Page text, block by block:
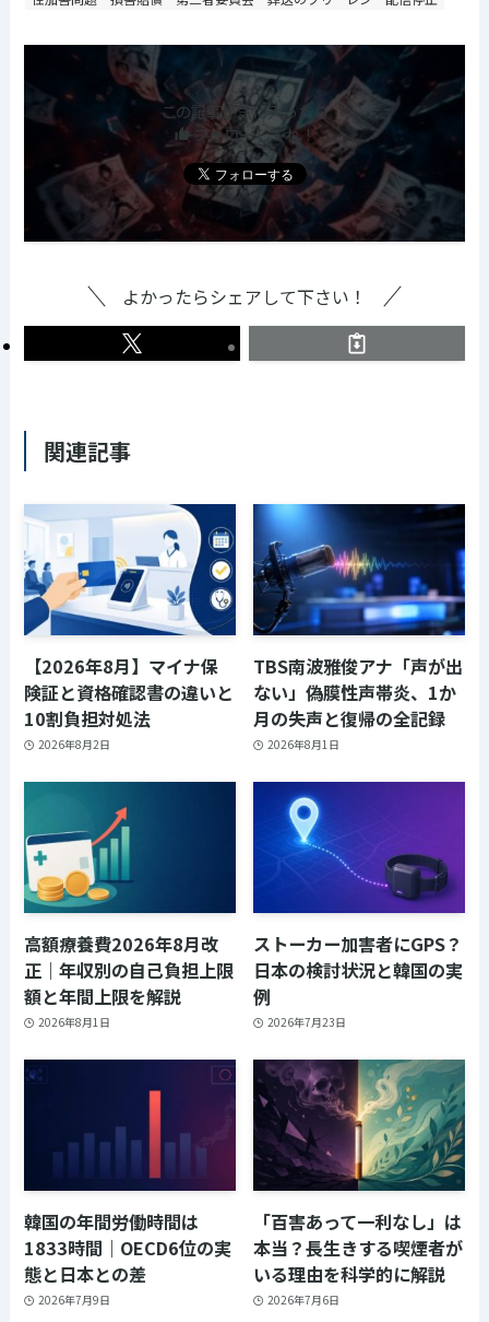
この記事が気に入ったら
フォローしてね！
よかったらシェアして下さい！
関連記事
【2026年8月】マイナ保
険証と資格確認書の違いと
10割負担対処法
2026年8月2日
TBS南波雅俊アナ「声が出
ない」偽膜性声帯炎、1か
月の失声と復帰の全記録
2026年8月1日
高額療養費2026年8月改
正｜年収別の自己負担上限
額と年間上限を解説
2026年8月1日
ストーカー加害者にGPS？
日本の検討状況と韓国の実
例
2026年7月23日
韓国の年間労働時間は
1833時間｜OECD6位の実
態と日本との差
2026年7月9日
「百害あって一利なし」は
本当？長生きする喫煙者が
いる理由を科学的に解説
2026年7月6日